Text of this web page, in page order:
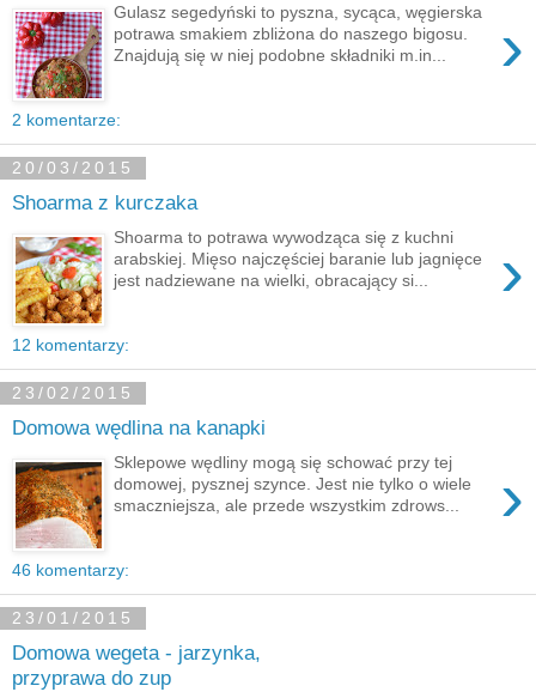
›
Gulasz segedyński to pyszna, sycąca, węgierska
potrawa smakiem zbliżona do naszego bigosu.
Znajdują się w niej podobne składniki m.in...
2 komentarze:
20/03/2015
Shoarma z kurczaka
›
Shoarma to potrawa wywodząca się z kuchni
arabskiej. Mięso najczęściej baranie lub jagnięce
jest nadziewane na wielki, obracający si...
12 komentarzy:
23/02/2015
Domowa wędlina na kanapki
›
Sklepowe wędliny mogą się schować przy tej
domowej, pysznej szynce. Jest nie tylko o wiele
smaczniejsza, ale przede wszystkim zdrows...
46 komentarzy:
23/01/2015
Domowa wegeta - jarzynka,
przyprawa do zup